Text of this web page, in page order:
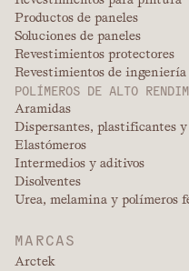
Productos de paneles
Soluciones de paneles
Revestimientos protectores
Revestimientos de ingeniería
POLÍMEROS DE ALTO
Aramidas
Dispersantes, plastificantes
Elastómeros
Intermedios y aditivos
Disolventes
Urea, melamina y polímeros
MARCAS
Arctek